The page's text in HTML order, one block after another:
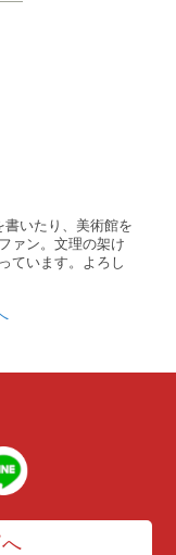
書いたり、美術館を
ァン。文理の架け
ています。よろし